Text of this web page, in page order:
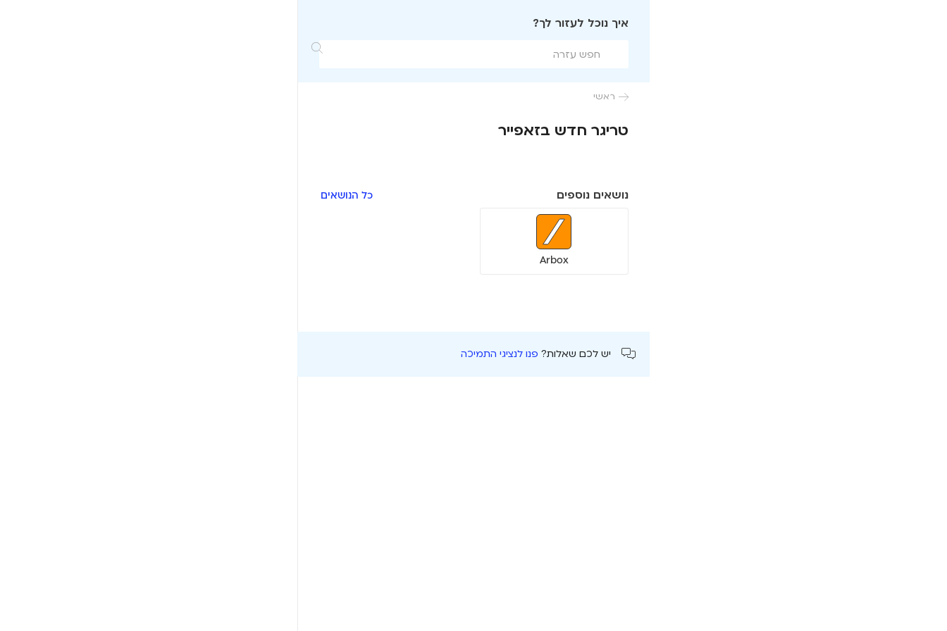
איך נוכל לעזור לך?

 ראשי
טריגר חדש בזאפייר
נושאים נוספים כל הנושאים
Arbox
יש לכם שאלות? פנו לנציגי התמיכה